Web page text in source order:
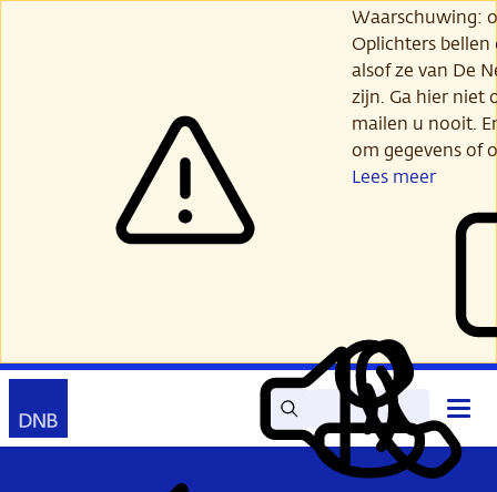
Waarschuwing:
Oplichters
alsof ze van De
zijn. Ga hier niet
mailen u nooit.
om gegevens of
Lees meer
Zoek Lees
voor
Mijn
DNB
Contact